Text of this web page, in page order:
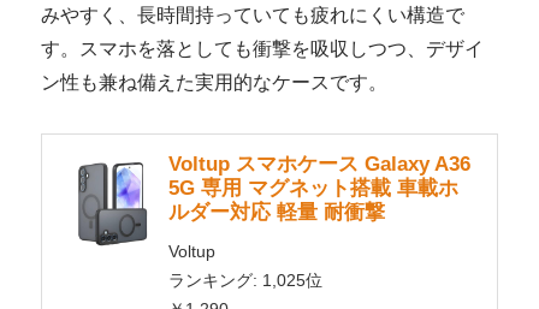
みやすく、長時間持っていても疲れにくい構造で
す。スマホを落としても衝撃を吸収しつつ、デザイ
ン性も兼ね備えた実用的なケースです。
Voltup スマホケース Galaxy A36
5G 専用 マグネット搭載 車載ホ
ルダー対応 軽量 耐衝撃
Voltup
ランキング: 1,025位